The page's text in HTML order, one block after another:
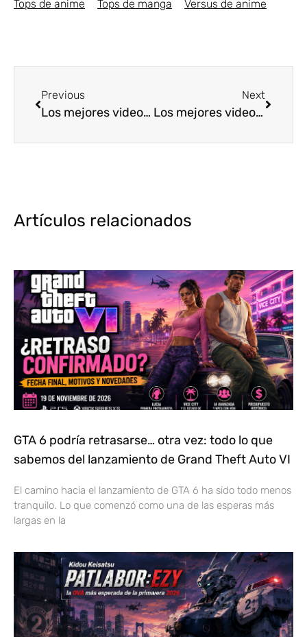
Tops de anime Tops de manga Versus de anime
Previous
Los mejores videojuegos de Guerra [Top5]
Next
Los mejores videojuegos de Aventura [Top5]
Artículos relacionados
GTA 6 podría retrasarse… otra vez: todo lo que
sabemos del lanzamiento de Grand Theft Auto VI
El camino hacia el lanzamiento de GTA 6 ha sido todo menos
tranquilo. Lo que comenzó como una de las esperas más
largas en la